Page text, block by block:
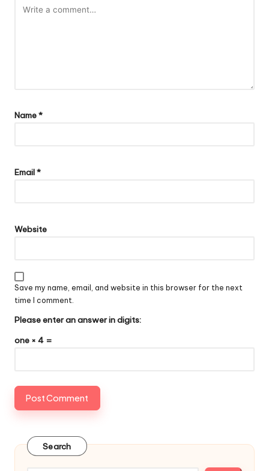
Name*
Email*
Website
Save my name, email, and website in this browser for the next
time I comment.
Please enter an answer in digits:
one × 4 =
Search